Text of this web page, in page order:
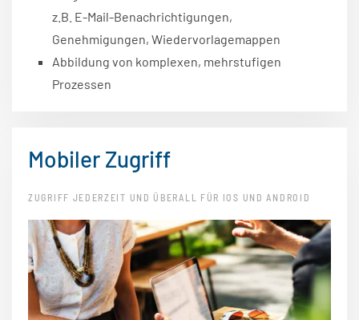
z.B. E-Mail-Benachrichtigungen,
Genehmigungen, Wiedervorlagemappen
Abbildung von komplexen, mehrstufigen
Prozessen
Mobiler Zugriff
ZUGRIFF JEDERZEIT UND ÜBERALL FÜR IOS UND ANDROID